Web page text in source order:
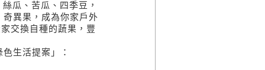
瓜、苦瓜、四季豆，
異果，成為你家戶外
交換自種的蔬果，豐
生活提案」：